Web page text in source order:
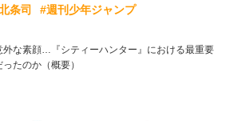
条司 #週刊少年ジャンプ
外な素顔…『シティーハンター』における最重要
たのか（概要）